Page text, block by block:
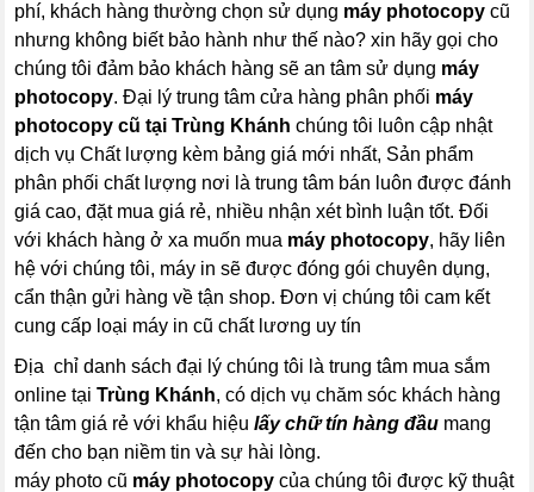
phí, khách hàng thường chọn sử dụng máy photocopy cũ
nhưng không biết bảo hành như thế nào? xin hãy gọi cho
chúng tôi đảm bảo khách hàng sẽ an tâm sử dụng máy
photocopy. Đại lý trung tâm cửa hàng phân phối máy
photocopy cũ tại Trùng Khánh chúng tôi luôn cập nhật
dịch vụ Chất lượng kèm bảng giá mới nhất, Sản phẩm
phân phối chất lượng nơi là trung tâm bán luôn được đánh
giá cao, đặt mua giá rẻ, nhiều nhận xét bình luận tốt. Đối
với khách hàng ở xa muốn mua máy photocopy, hãy liên
hệ với chúng tôi, máy in sẽ được đóng gói chuyên dụng,
cẩn thận gửi hàng về tận shop. Đơn vị chúng tôi cam kết
cung cấp loại máy in cũ chất lương uy tín
Địa chỉ danh sách đại lý chúng tôi là trung tâm mua sắm
online tạiTrùng Khánh, có dịch vụ chăm sóc khách hàng
tận tâm giá rẻ với khẩu hiệulấy chữ tín hàng đầu mang
đến cho bạn niềm tin và sự hài lòng.
máy photo cũ máy photocopy của chúng tôi được kỹ thuật